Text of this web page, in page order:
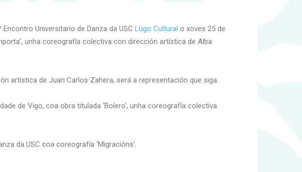
Universitario de Danza da USC Lugo Cultural o xoves 25 de
unha coreografía colectiva con dirección artística de Alba
artística de Juan Carlos Zahera, será a representación que siga.
de Vigo, coa obra titulada ‘Bolero’, unha coreografía colectiva
da USC coa coreografía ‘Migracións’.